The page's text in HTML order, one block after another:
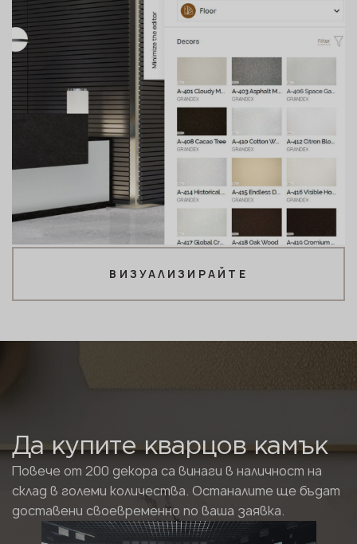
ВИЗУАЛИЗИРАЙТЕ
Да купите кварцов камък
Повече от 200 декора са винаги в наличност на
склад в големи количества. Останалите ще бъдат
доставени своевременно по ваша заявка.